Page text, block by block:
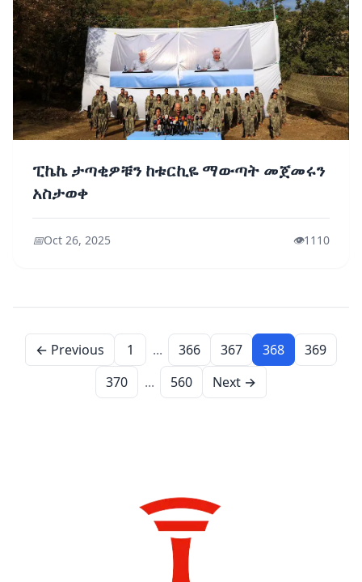
ፒኬኬ ታጣቂዎቹን ከቱርኪዬ ማውጣት መጀመሩን
አስታወቀ
📅Oct 26, 2025 👁️1110
← Previous 1 ... 366 367 368
369
370
... 560 Next →